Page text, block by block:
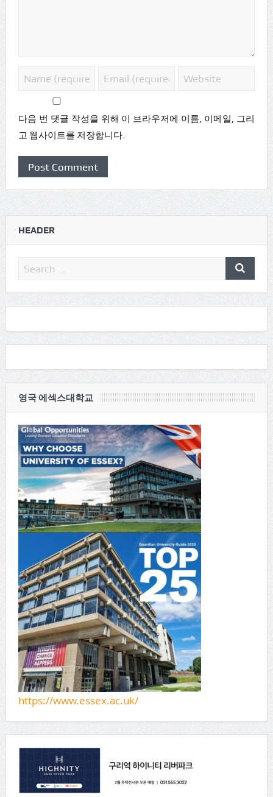
다음 번 댓글 작성을 위해 이 브라우저에 이름, 이메일, 그리
고 웹사이트를 저장합니다.
HEADER
영국 에섹스대학교
https://www.essex.ac.uk/